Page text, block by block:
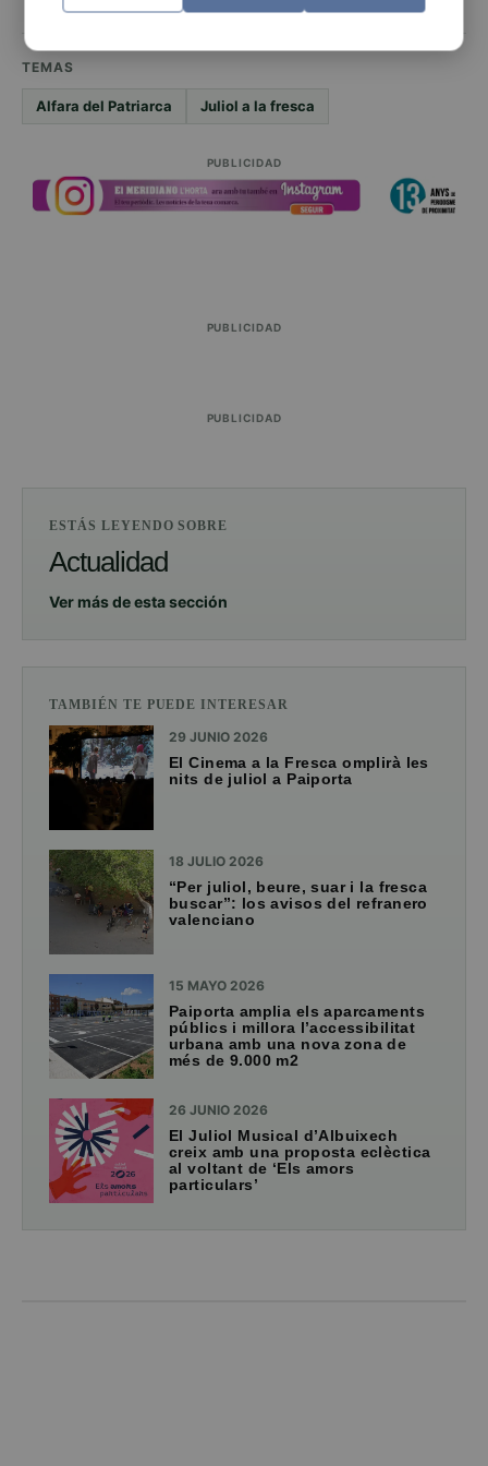
TEMAS
Alfara del Patriarca Juliol a la fresca
PUBLICIDAD
PUBLICIDAD
PUBLICIDAD
ESTÁS LEYENDO SOBRE
Actualidad
Ver más de esta sección
TAMBIÉN TE PUEDE INTERESAR
29 JUNIO 2026
El Cinema a la Fresca omplirà les
nits de juliol a Paiporta
18 JULIO 2026
“Per juliol, beure, suar i la fresca
buscar”: los avisos del refranero
valenciano
15 MAYO 2026
Paiporta amplia els aparcaments
públics i millora l’accessibilitat
urbana amb una nova zona de
més de 9.000 m2
26 JUNIO 2026
El Juliol Musical d’Albuixech
creix amb una proposta eclèctica
al voltant de ‘Els amors
particulars’